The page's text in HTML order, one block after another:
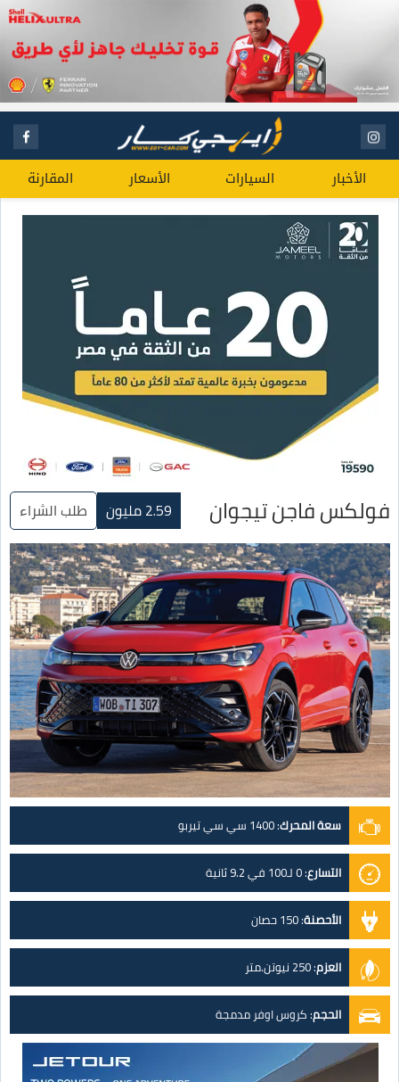
الأخبار السيارات الأسعار المقارنة
فولكس فاجن تيجوان 2.59 مليون طلب الشراء
سعة المحرك:1400 سي سي تيربو
التسارع:0 لـ100 في 9.2 ثانية
الأحصنة:150 حصان
العزم:250 نيوتن.متر
الحجم:كروس اوفر مدمجة